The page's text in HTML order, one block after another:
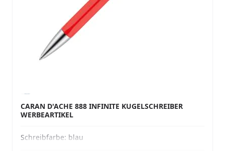
CARAN D'ACHE 888 INFINITE KUGELSCHREIBER
WERBEARTIKEL
Schreibfarbe: blau